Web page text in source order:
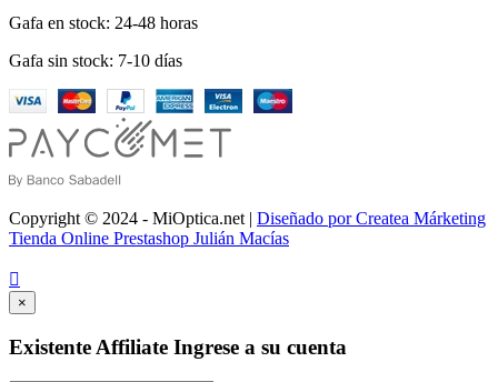
Gafa en stock: 24-48 horas
Gafa sin stock: 7-10 días
Copyright © 2024 - MiOptica.net | Diseñado por Createa Márketing
Tienda Online Prestashop Julián Macías

×
Existente Affiliate Ingrese a su cuenta